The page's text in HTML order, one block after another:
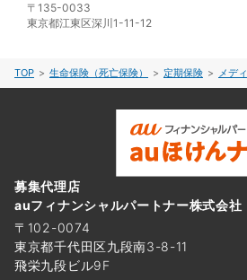
〒135-0033
東京都江東区深川1-11-12
TOP 生命保険（死亡保険） 定期保険 メデ
募集代理店
auフィナンシャルパートナー株式会社
〒102-0074
東京都千代田区九段南3-8-11
飛栄九段ビル9F